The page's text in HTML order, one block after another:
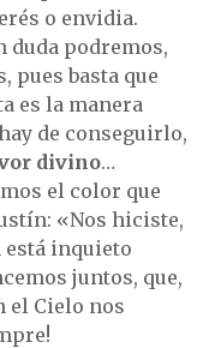
o envidia.
duda podremos,
pues basta que
es la manera
de conseguirlo,
divino…
el color que
«Nos hiciste,
está inquieto
juntos, que,
el Cielo nos